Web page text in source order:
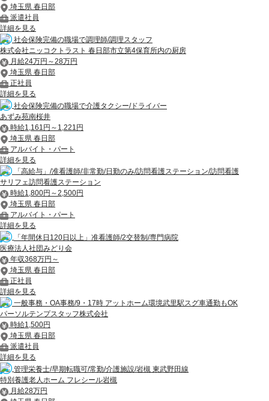
埼玉県 春日部
派遣社員
詳細を見る
社会保険完備の職場で調理師/調理スタッフ
株式会社ニッコクトラスト 春日部市立第4保育所内の厨房
月給24万円～28万円
埼玉県 春日部
正社員
詳細を見る
社会保険完備の職場で介護タクシー/ドライバー
あずみ苑南桜井
時給1,161円～1,221円
埼玉県 春日部
アルバイト・パート
詳細を見る
「高給与」/准看護師/非常勤/日勤のみ/訪問看護ステーション/訪問看護
サリフェ訪問看護ステーション
時給1,800円～2,500円
埼玉県 春日部
アルバイト・パート
詳細を見る
「年間休日120日以上」准看護師/2交替制/専門病院
医療法人社団みどり会
年収368万円～
埼玉県 春日部
正社員
詳細を見る
一般事務・OA事務/9・17時 アットホーム環境武里駅スグ車通勤もOK
パーソルテンプスタッフ株式会社
時給1,500円
埼玉県 春日部
派遣社員
詳細を見る
管理栄養士/早期転職可/常勤/介護施設/岩槻 東武野田線
特別養護老人ホーム フレシール岩槻
月給28万円